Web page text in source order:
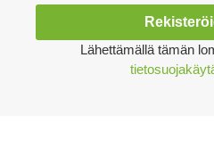
Lähettämällä tämän